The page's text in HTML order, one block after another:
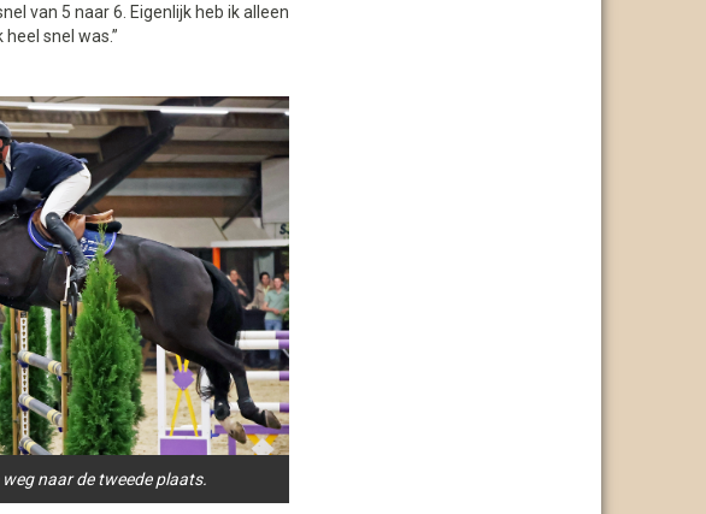
van 5 naar 6. Eigenlijk heb ik alleen
snel was.”
naar de tweede plaats.